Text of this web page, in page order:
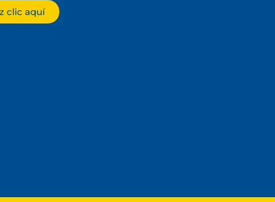
clic aquí